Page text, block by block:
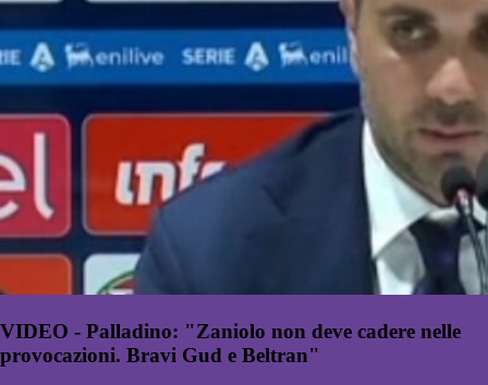
VIDEO - Palladino: "Zaniolo non deve cadere nelle
provocazioni. Bravi Gud e Beltran"